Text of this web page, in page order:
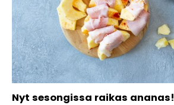
Nyt sesongissa raikas ananas!